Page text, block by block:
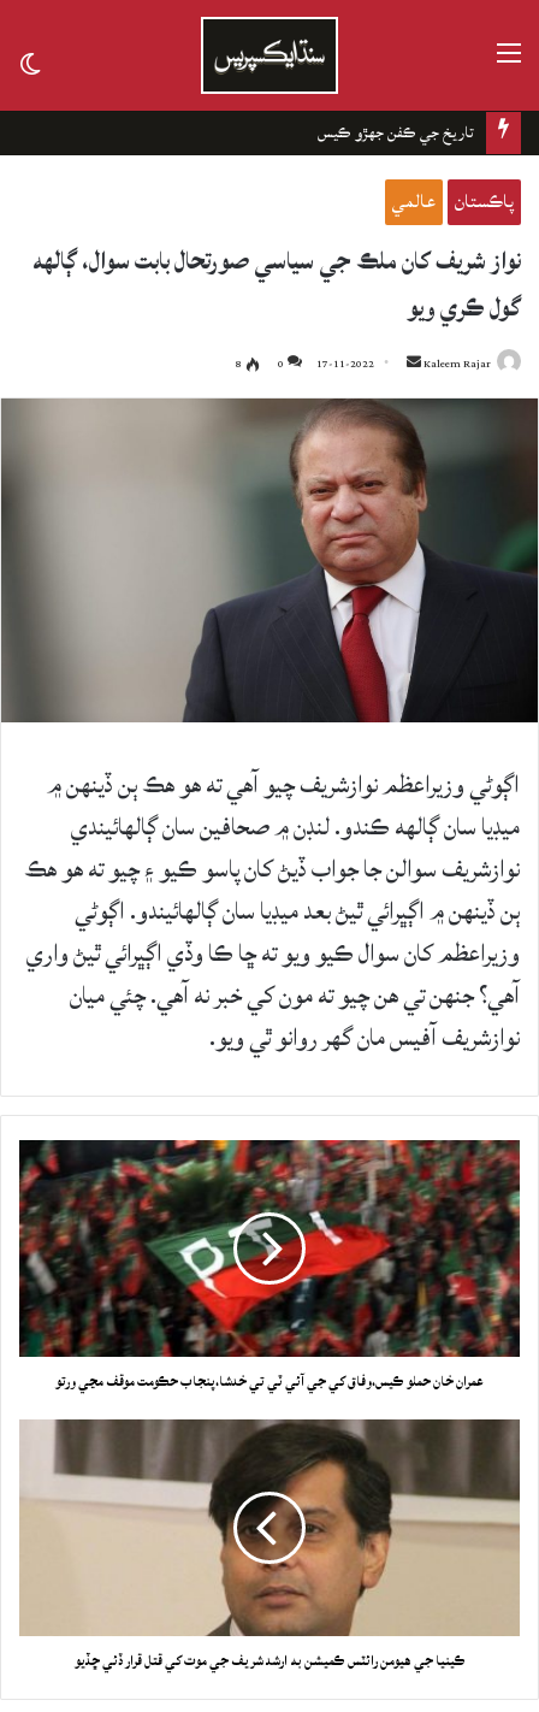
تاريخ جي ڪفن جھڙو ڪيس
پاڪستان عالمي
نواز شريف کان ملڪ جي سياسي صورتحال بابت سوال، ڳالهه
گول ڪري ويو
Kaleem Rajar
Send
an
email
17-11-2022
0
8
اڳوڻي وزيراعظم نوازشريف چيو آهي ته هو هڪ ٻن ڏينهن ۾
ميڊيا سان ڳالهه ڪندو. لنڊن ۾ صحافين سان ڳالهائيندي
نوازشريف سوالن جا جواب ڏيڻ کان پاسو ڪيو ۽ چيو ته هو هڪ
ٻن ڏينهن ۾ اڳڀرائي ٿيڻ بعد ميڊيا سان ڳالهائيندو. اڳوڻي
وزيراعظم کان سوال ڪيو ويو ته ڇا ڪا وڏي اڳڀرائي ٿيڻ واري
آهي؟ جنهن تي هن چيو ته مون کي خبر نه آهي. چئي ميان
نوازشريف آفيس مان گهر روانو ٿي ويو.
عمران خان حملو ڪيس،وفاق کي جي آئي ٽي تي خدشا،پنجاب حڪومت موقف مڃي ورتو
ڪينيا جي هيومن رائٽس ڪميشن به ارشد شريف جي موت کي قتل قرار ڏئي ڇڏيو